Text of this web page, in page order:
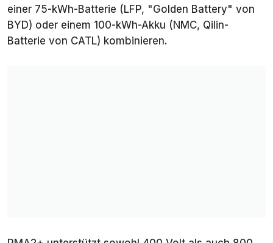
einer 75-kWh-Batterie (LFP, "Golden Battery" von
BYD) oder einem 100-kWh-Akku (NMC, Qilin-
Batterie von CATL) kombinieren.